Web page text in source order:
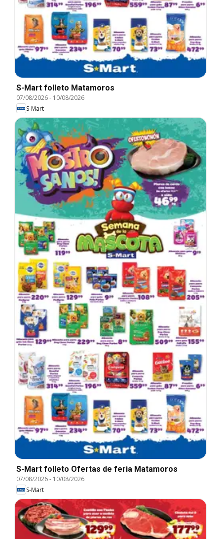
S-Mart folleto Matamoros
07/08/2026- 10/08/2026
S-Mart
S-Mart folleto Ofertas de feria Matamoros
07/08/2026- 10/08/2026
S-Mart